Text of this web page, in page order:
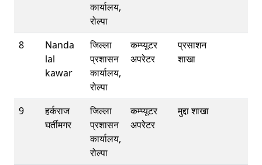
कार्यालय,
रोल्पा
8
Nanda
lal
kawar
जिल्ला
प्रशासन
कार्यालय,
रोल्पा
कम्प्यूटर
अपरेटर
प्रसाशन
शाखा
9
हर्कराज
घर्तीमगर
जिल्ला
प्रशासन
कार्यालय,
रोल्पा
कम्प्यूटर
अपरेटर
मुद्दा शाखा